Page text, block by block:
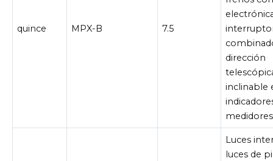
quince MPX-B 7.5
dirección
inclinable
medidores
Luces
luces de